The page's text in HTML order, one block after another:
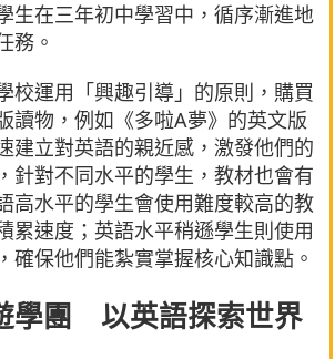
生在三年初中學習中，循序漸進地
務。
校運用「興趣引導」的原則，購買
讀物，例如《多啦A夢》的英文版
建立對英語的親近感，激發他們的
針對不同水平的學生，教材也會有
高水平的學生會使用難度較高的教
累速度；英語水平稍遜學生則使用
確保他們能紮實掌握核心知識點。
學團 以英語探索世界